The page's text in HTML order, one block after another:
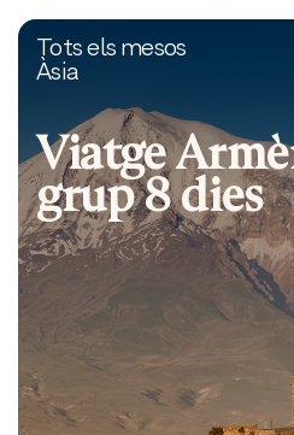
Tots els mesos
Àsia
Viatge
grup 8 dies